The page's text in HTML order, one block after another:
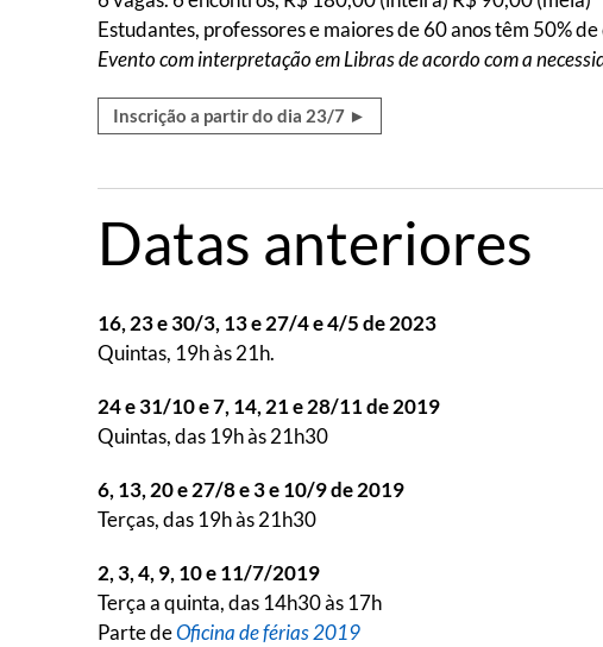
Estudantes, professores e maiores de 60 anos têm 50%
Evento com interpretação em Libras de acordo com a
Inscrição a partir do dia 23/7 ►
Datas anteriores
16, 23 e 30/3, 13 e 27/4 e 4/5 de 2023
Quintas, 19h às 21h.
24 e 31/10 e 7, 14, 21 e 28/11 de 2019
Quintas, das 19h às 21h30
6, 13, 20 e 27/8 e 3 e 10/9 de 2019
Terças, das 19h às 21h30
2, 3, 4, 9, 10 e 11/7/2019
Terça a quinta, das 14h30 às 17h
Parte deOficina de férias 2019